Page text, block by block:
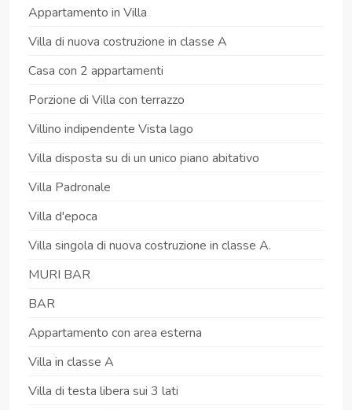
Appartamento in Villa
Villa di nuova costruzione in classe A
Casa con 2 appartamenti
Porzione di Villa con terrazzo
Villino indipendente Vista lago
Villa disposta su di un unico piano abitativo
Villa Padronale
Villa d'epoca
Villa singola di nuova costruzione in classe A.
MURI BAR
BAR
Appartamento con area esterna
Villa in classe A
Villa di testa libera sui 3 lati